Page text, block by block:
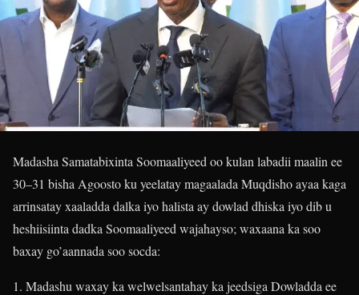
Madasha Samatabixinta Soomaaliyeed oo kulan labadii maalin ee
30–31 bisha Agoosto ku yeelatay magaalada Muqdisho ayaa kaga
arrinsatay xaaladda dalka iyo halista ay dowlad dhiska iyo dib u
heshiisiinta dadka Soomaaliyeed wajahayso; waxaana ka soo
baxay go’aannada soo socda:
1. Madashu waxay ka welwelsantahay ka jeedsiga Dowladda ee